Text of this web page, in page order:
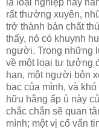
rất thường xuyên,
trở thành bản chất
thấy, nó có khuynh
người. Trong những
về một loại tư tưởng
hạn, một người bỏn
bạc của mình, và
hữu hằng ấp ủ này
chắc chắn sẽ quan
mình; một vị cố vấn